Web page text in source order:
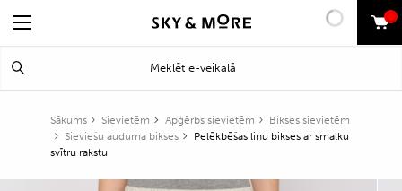
0
Sākums Sievietēm Apģērbs sievietēm
Bikses sievietēm
Sieviešu auduma bikses
Pelēkbēšas linu bikses ar smalku
svītru rakstu